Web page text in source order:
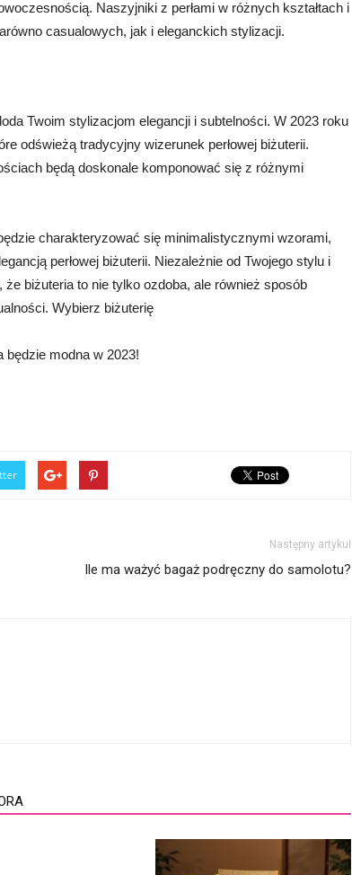
Naszyjniki z perłami w różnych kształtach i
casualowych, jak i eleganckich stylizacji.
Twoim stylizacjom elegancji i subtelności. W 2023 roku
odświeżą tradycyjny wizerunek perłowej biżuterii.
będą doskonale komponować się z różnymi
charakteryzować się minimalistycznymi wzorami,
perłowej biżuterii. Niezależnie od Twojego stylu i
biżuteria to nie tylko ozdoba, ale również sposób
Wybierz biżuterię
będzie modna w 2023!
Następny artykuł
Ile ma ważyć bagaż podręczny do samolotu?